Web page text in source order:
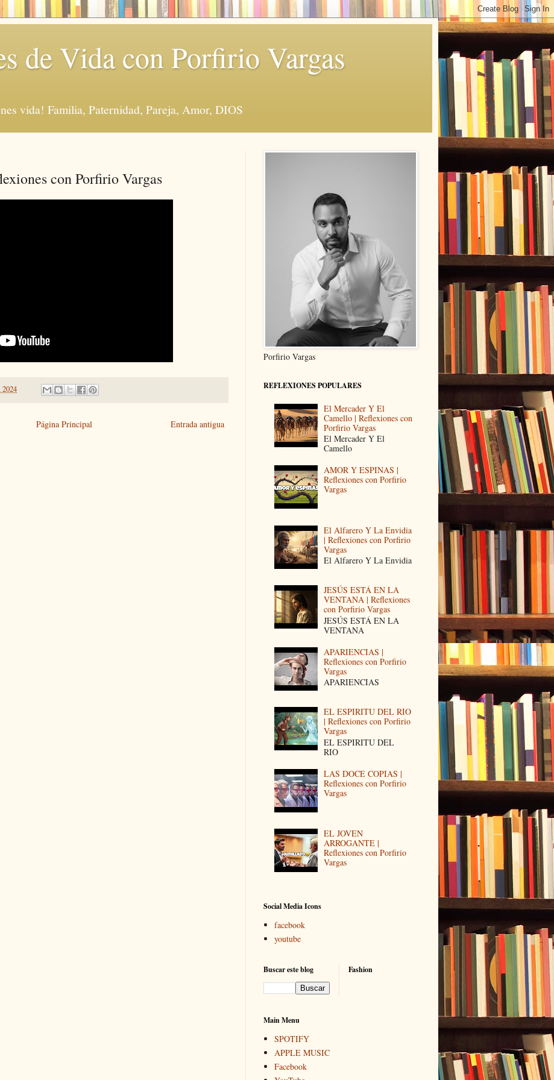
de Vida con Porfirio Vargas
vida! Familia, Paternidad, Pareja, Amor, DIOS
con Porfirio Vargas
Entrada antigua
Página Principal
Porfirio Vargas
REFLEXIONES POPULARES
El Mercader Y El
Camello | Reflexiones con
Porfirio Vargas
El Mercader Y El
Camello
AMOR Y ESPINAS |
Reflexiones con Porfirio
Vargas
El Alfarero Y La Envidia
| Reflexiones con Porfirio
Vargas
El Alfarero Y La Envidia
JESÚS ESTÁ EN LA
VENTANA | Reflexiones
con Porfirio Vargas
JESÚS ESTÁ EN LA
VENTANA
APARIENCIAS |
Reflexiones con Porfirio
Vargas
APARIENCIAS
EL ESPIRITU DEL RIO
| Reflexiones con Porfirio
Vargas
EL ESPIRITU DEL
RIO
LAS DOCE COPIAS |
Reflexiones con Porfirio
Vargas
EL JOVEN
ARROGANTE |
Reflexiones con Porfirio
Vargas
Social Media Icons
facebook
youtube
Buscar este blog Fashion
Main Menu
SPOTIFY
APPLE MUSIC
Facebook